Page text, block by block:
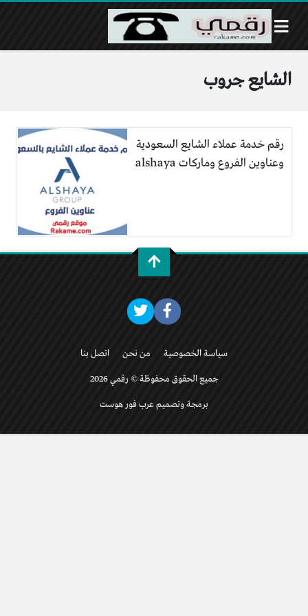
الشايع جروب
رقم خدمة عملاء الشايع السعودية
وعناوين الفروع وماركات alshaya
سياسة الخصوصية من نحن اتصل بنا
جميع الحقوق محفوظة © رقمي 2026
برمجة وتصميم عرب فور هوست